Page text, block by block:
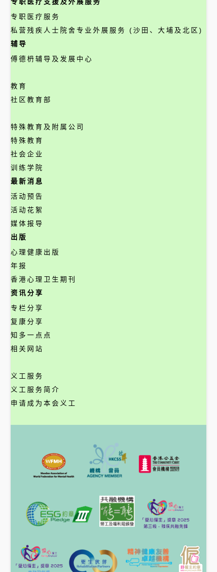
专职医疗支援及外展服务
专职医疗服务
私营残疾人士院舍专业外展服务 (沙田、大埔及北区)
辅导
傅德枬辅导及发展中心
教育
社区教育部
特殊教育及附属公司
特殊教育
社会企业
训练学院
最新消息
活动预告
活动花絮
媒体报导
出版
心理健康出版
年报
香港心理卫生期刊
资讯分享
专栏分享
复康分享
知多一点点
相关网站
义工服务
义工服务简介
申请成为本会义工